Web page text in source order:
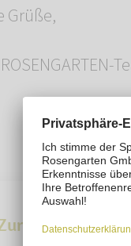
Grüße,
Übersicht